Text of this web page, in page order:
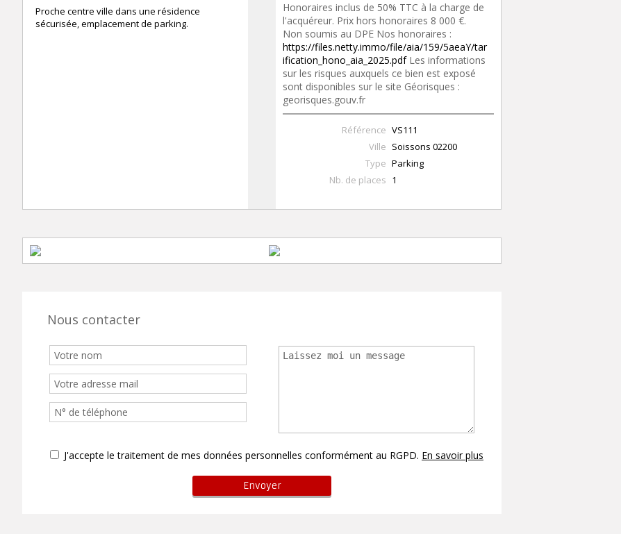
Proche centre ville dans une résidence
sécurisée, emplacement de parking.
Honoraires inclus de 50% TTC à la charge de
l'acquéreur. Prix hors honoraires 8 000 €.
Non soumis au DPE Nos honoraires :
https://files.netty.immo/file/aia/159/5aeaY/tar
ification_hono_aia_2025.pdfLes informations
sur les risques auxquels ce bien est exposé
sont disponibles sur le site Géorisques :
georisques.gouv.fr
Référence VS111
Ville Soissons 02200
Type Parking
Nb. de places 1
Nous contacter
J'accepte le traitement de mes données personnelles conformément au RGPD. En savoir plus